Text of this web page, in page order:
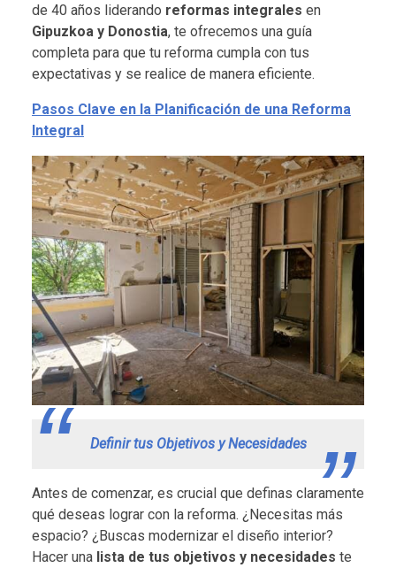
de 40 años liderando reformas integrales en
Gipuzkoa y Donostia, te ofrecemos una guía
completa para que tu reforma cumpla con tus
expectativas y se realice de manera eficiente.
Pasos Clave en la Planificación de una Reforma
Integral
Definir tus Objetivos y Necesidades
Antes de comenzar, es crucial que definas claramente
qué deseas lograr con la reforma. ¿Necesitas más
espacio? ¿Buscas modernizar el diseño interior?
Hacer una lista de tus objetivos y necesidades te